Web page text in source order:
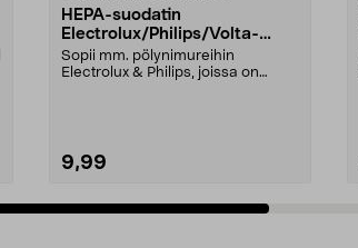
HEPA-suodatin
Electrolux/Philips/Volta-
pölynimureihin
Sopii mm. pölynimureihin
Electrolux & Philips, joissa on
9,99